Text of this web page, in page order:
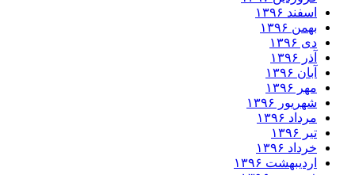
اسفند ۱۳۹۶
بهمن ۱۳۹۶
دی ۱۳۹۶
آذر ۱۳۹۶
آبان ۱۳۹۶
مهر ۱۳۹۶
شهریور ۱۳۹۶
مرداد ۱۳۹۶
تیر ۱۳۹۶
خرداد ۱۳۹۶
اردیبهشت ۱۳۹۶